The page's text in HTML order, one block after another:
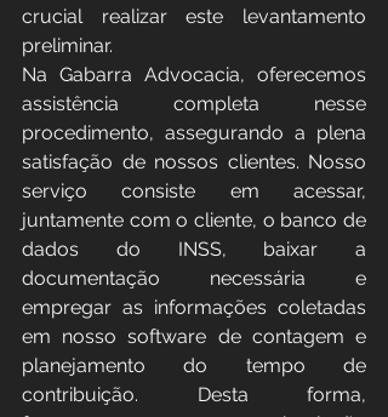
crucial realizar este levantamento
preliminar.
Na Gabarra Advocacia, oferecemos
assistência completa nesse
procedimento, assegurando a plena
satisfação de nossos clientes. Nosso
serviço consiste em acessar,
juntamente com o cliente, o banco de
dados do INSS, baixar a
documentação necessária e
empregar as informações coletadas
em nosso software de contagem e
planejamento do tempo de
contribuição. Desta forma,